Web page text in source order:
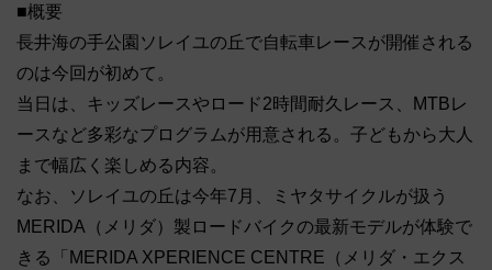
■概要
長井海の手公園ソレイユの丘で自転車レースが開催される
のは今回が初めて。
当日は、キッズレースやロード2時間耐久レース、MTBレ
ースなど多彩なプログラムが用意される。子どもから大人
まで幅広く楽しめる内容。
なお、ソレイユの丘は今年7月、ミヤタサイクルが扱う
MERIDA（メリダ）製ロードバイクの最新モデルが体験で
きる「MERIDA XPERIENCE CENTRE（メリダ・エクス